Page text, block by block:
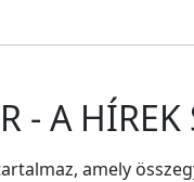
- A HÍREK
amely